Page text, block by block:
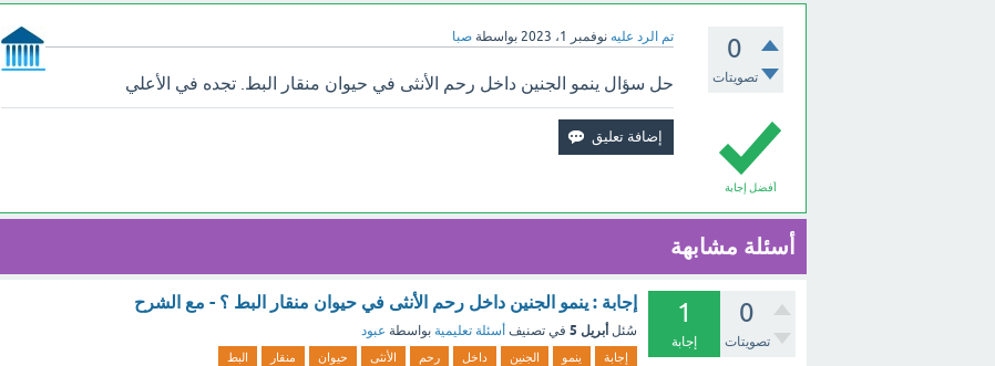
0
تصويتات
تم الرد عليه نوفمبر 1، 2023 بواسطة صبا
أفضل إجابة
حل سؤال ينمو الجنين داخل رحم الأنثى في حيوان منقار البط. تجده في الأعلي
أسئلة مشابهة
0
تصويتات
1
إجابة
إجابة : ينمو الجنين داخل رحم الأنثى في حيوان منقار البط ؟ - مع الشرح
سُئل أبريل 5 في تصنيف أسئلة تعليمية بواسطة عبود
إجابة ينمو الجنين داخل رحم الأنثى حيوان منقار البط